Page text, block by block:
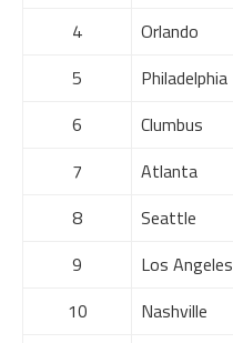
4
Orlando
5
Philadelphia
6
Clumbus
7
Atlanta
8
Seattle
9
Los Angeles
10
Nashville